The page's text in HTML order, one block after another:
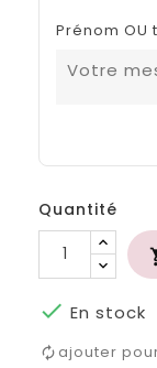
Prénom OU
Quantité
 En stock
ajouter